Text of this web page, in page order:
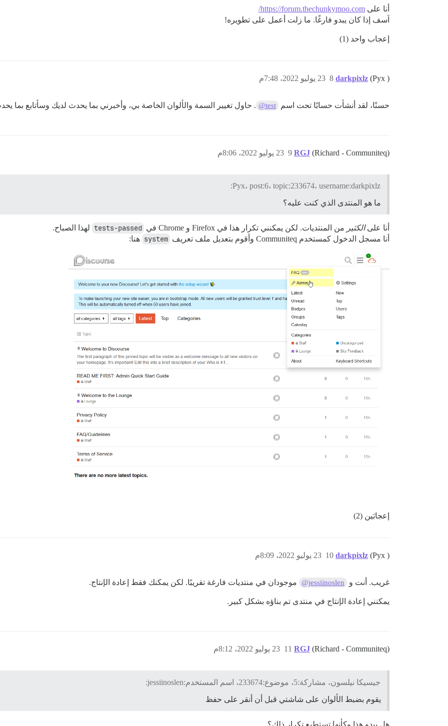
أنا على https://forum.thechunkymoo.com/
آسف إذا كان يبدو فارغًا. ما زلت أعمل على تطويره!
إعجاب واحد (1)
darkpixlz (Pyx ) 23 يوليو 2022، 7:48م 8
حسنًا، لقد أنشأت حسابًا تحت اسم @test . حاول تغيير السمة والألوان الخاصة بي، وأخبرني بما يحدث لديك وسأتابع بما
RGJ (Richard - Communiteq) 23 يوليو 2022، 8:06م 9
Pyx، post:6، topic:233674، username:darkpixlz:
ما هو المنتدى الذي كنت عليه؟
أنا علىالكثير من المنتديات. لكن يمكنني تكرار هذا في Firefox و Chrome في tests-passed لهذا الصباح.
أنا مسجل الدخول كمستخدم Communiteq وأقوم بتعديل ملف تعريف
system هنا:
إعجابَين (2)
darkpixlz (Pyx ) 23 يوليو 2022، 8:09م 10
غريب. أنت و @jessiinoslen موجودان في منتديات فارغة تقريبًا. لكن يمكنك فقط إعادة الإنتاج.
يمكنني إعادة الإنتاج في منتدى تم بناؤه بشكل كبير.
RGJ (Richard - Communiteq) 23 يوليو 2022، 8:12م 11
جيسيكا نيلسون، مشاركة:5، موضوع:233674، اسم المستخدم:jessiinoslen:
يقوم بضبط الألوان على شاشتي قبل أن أنقر على حفظ
هل يبدو هذا وكأنها تستطيع تكرار ذلك؟